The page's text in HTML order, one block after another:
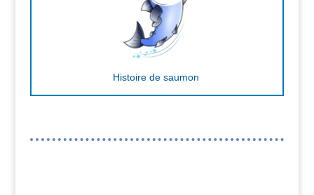
Histoire de saumon